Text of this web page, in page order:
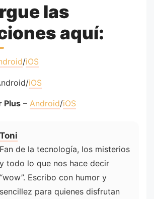
las
aquí:
/iOS
iOS
Plus – Android/iOS
Toni
Fan de la tecnología, los misterios
y todo lo que nos hace decir
“wow”. Escribo con humor y
sencillez para quienes disfrutan